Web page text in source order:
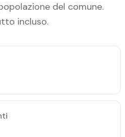
del comune.
incluso.